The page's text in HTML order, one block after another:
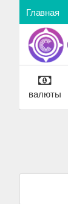
Главная
валюты